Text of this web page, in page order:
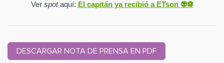
Ver spotaquí: El capitán ya recibió a ETson 👽⚽️
DESCARGAR NOTA DE PRENSA EN PDF